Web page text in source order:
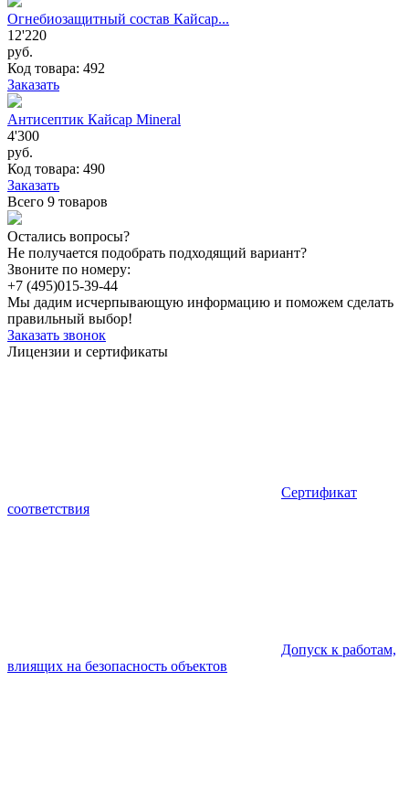
Огнебиозащитный состав Кайсар...
12'220
руб.
Код товара: 492
Заказать
Антисептик Кайсар Mineral
4'300
руб.
Код товара: 490
Заказать
Всего 9 товаров
Остались вопросы?
Не получается подобрать подходящий вариант?
Звоните по номеру:
+7 (495)015-39-44
Мы дадим исчерпывающую информацию и поможем сделать
правильный выбор!
Заказать звонок
Лицензии и сертификаты
Сертификат
соответствия
Допуск к работам,
влиящих на безопасность объектов